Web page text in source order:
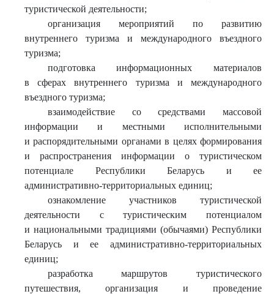
туристической деятельности;
организация мероприятий по развитию
внутреннего туризма и международного въездного
туризма;
подготовка информационных материалов
в сферах внутреннего туризма и международного
въездного туризма;
взаимодействие со средствами массовой
информации и местными исполнительными
и распорядительными органами в целях формирования
и распространения информации о туристическом
потенциале Республики Беларусь и ее
административно-территориальных единиц;
ознакомление участников туристической
деятельности с туристическим потенциалом
и национальными традициями (обычаями) Республики
Беларусь и ее административно-территориальных
единиц;
разработка маршрутов туристического
путешествия, организация и проведение